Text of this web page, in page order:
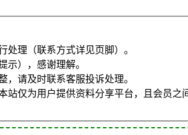
理（联系方式详见页脚）。
），感谢理解。
请及时联系客服投诉处理。
仅为用户提供资料分享平台，且会员之